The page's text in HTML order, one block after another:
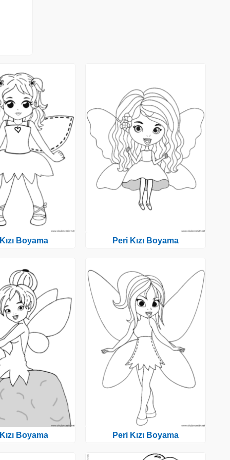
Boyama
Boyama
Peri Kızı Boyama
Peri Kızı Boyama